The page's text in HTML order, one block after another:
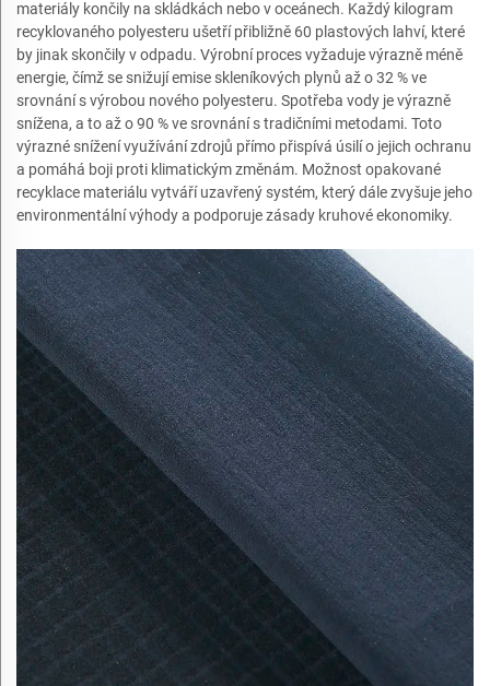
materiály končily na skládkách nebo v oceánech. Každý kilogram
recyklovaného polyesteru ušetří přibližně 60 plastových lahví, které
by jinak skončily v odpadu. Výrobní proces vyžaduje výrazně méně
energie, čímž se snižují emise skleníkových plynů až o 32 % ve
srovnání s výrobou nového polyesteru. Spotřeba vody je výrazně
snížena, a to až o 90 % ve srovnání s tradičními metodami. Toto
výrazné snížení využívání zdrojů přímo přispívá úsilí o jejich ochranu
a pomáhá boji proti klimatickým změnám. Možnost opakované
recyklace materiálu vytváří uzavřený systém, který dále zvyšuje jeho
environmentální výhody a podporuje zásady kruhové ekonomiky.